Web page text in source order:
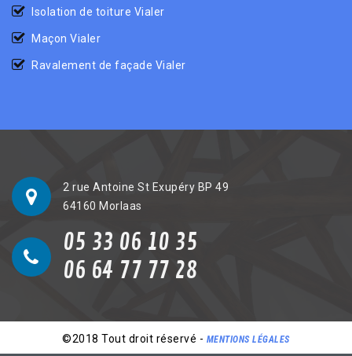
Isolation de toiture Vialer
Maçon Vialer
Ravalement de façade Vialer
2 rue Antoine St Exupéry BP 49
64160 Morlaas
05 33 06 10 35
06 64 77 77 28
©2018 Tout droit réservé - MENTIONS LÉGALES